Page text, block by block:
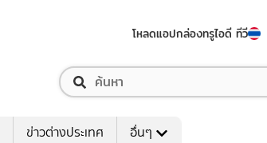
โหลดแอปกล่องทรูไอดี ทีวี
ข่าวต่างประเทศ อื่นๆ